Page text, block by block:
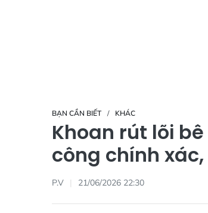
BẠN CẦN BIẾT KHÁC
Khoan rút lõi
công chính
P.V 21/06/2026 22:30